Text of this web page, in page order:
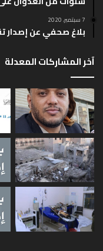
7 سبتمبر، 2020
بلاغ صحفي عن إصدار
آخر المشاركات المعدلة